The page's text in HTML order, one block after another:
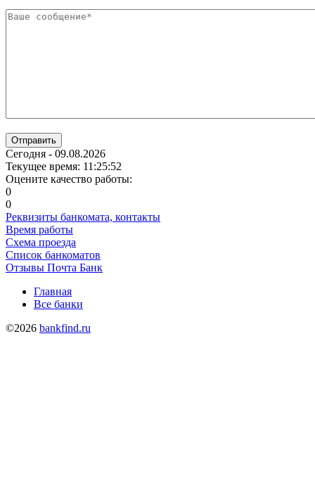
Отправить
Сегодня - 09.08.2026
Текущее время: 11:25:52
Оцените качество работы:
0
0
Реквизиты банкомата, контакты
Время работы
Схема проезда
Список банкоматов
Отзывы Почта Банк
Главная
Все банки
©2026 bankfind.ru